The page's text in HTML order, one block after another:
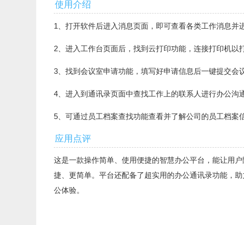
使用介绍
1、打开软件后进入消息页面，即可查看各类工作消息并
2、进入工作台页面后，找到云打印功能，连接打印机以
3、找到会议室申请功能，填写好申请信息后一键提交会
4、进入到通讯录页面中查找工作上的联系人进行办公沟
5、可通过员工档案查找功能查看并了解公司的员工档案
应用点评
这是一款操作简单、使用便捷的智慧办公平台，能让用
捷、更简单。平台还配备了超实用的办公通讯录功能，
公体验。